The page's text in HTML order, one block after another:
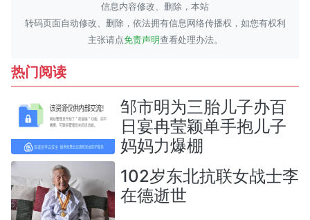
信息内容修改、删除，本站
转码页面自动修改、删除，依法拥有信息网络传播权，如您有权利
主张请点免责声明查看处理办法。
热门阅读
邹市明为三胎儿子办百
日宴冉莹颖单手抱儿子
妈妈力爆棚
102岁东北抗联女战士李
在德逝世